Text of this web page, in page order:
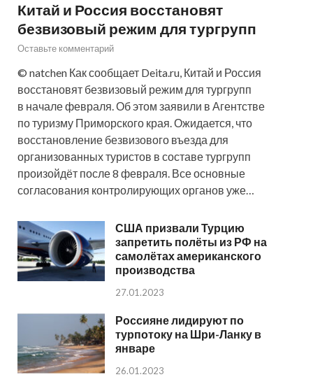
Китай и Россия восстановят
безвизовый режим для тургрупп
Оставьте комментарий
© natchen Как сообщает Deita.ru, Китай и Россия
восстановят безвизовый режим для тургрупп
в начале февраля. Об этом заявили в Агентстве
по туризму Приморского края. Ожидается, что
восстановление безвизового въезда для
организованных туристов в составе тургрупп
произойдёт после 8 февраля. Все основные
согласования контролирующих органов уже…
США призвали Турцию
запретить полёты из РФ на
самолётах американского
производства
27.01.2023
Россияне лидируют по
турпотоку на Шри-Ланку в
январе
26.01.2023